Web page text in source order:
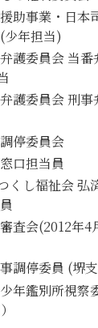
助事業・日本
少年担当)
護委員会 当番
護委員会 刑
停委員会
口担当員
くし福祉会 弘
査会(2012年4
調停委員 (堺
年鑑別所視察